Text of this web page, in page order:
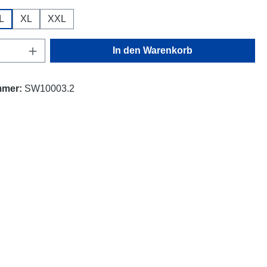
L XL XXL
Anzahl: Gib den gewünschten Wert ein
In den Warenkorb
SW10003.2